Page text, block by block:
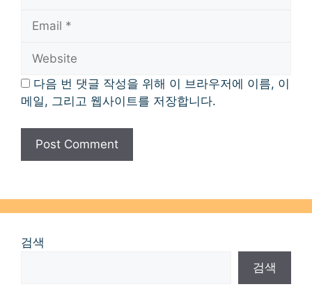
Email
Website
다음 번 댓글 작성을 위해 이 브라우저에 이름, 이
메일, 그리고 웹사이트를 저장합니다.
검색
검색